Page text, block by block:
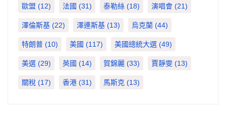
歐盟 (12) 法國 (31) 泰勒絲 (18) 演唱會 (21)
澤倫斯基 (22) 澤連斯基 (13) 烏克蘭 (44)
特朗普 (10) 美國 (117) 美國總統大選 (49)
美選 (29) 英國 (14) 賀錦麗 (33) 賈靜雯 (13)
關稅 (17) 香港 (31) 馬斯克 (13)